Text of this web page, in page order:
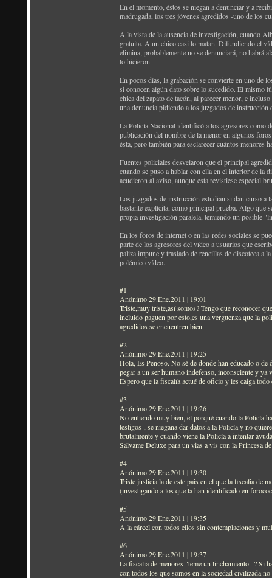
En el momento, éstos se niegan a denunciar y a
madrugada, los tres jóvenes agredidos -uno de los
A la vista de la ausencia de investigación, cuando
gratuita. A un chico casi lo matan. Difundiendo el
elimina, probablemente no se denunciará, no habrá
lo hicieron".
En pocos días, la grabación se convierte en uno de
si conocen algún dato sobre lo sucedido. El mismo
chica del zapato de tacón, al parecer menor, e
una denuncia pidiendo a los juzgados de instrucción
La Policía Nacional identificó a los agresores como
publicación del nombre de la menor en algunos
ésta, pero también para esclarecer cuántos menores
Fuentes policiales desvelaron que el principal
cuando se puso a hablar con ella en el interior de la
acudieron al aviso, aunque esta revistiese especial
Los juzgados de instrucción estudian si dan curso a
bastante explícita, como principal prueba. Algo que
propia investigación paralela, temiendo un posible
En los foros de internet o en las redes sociales se
parte de los agresores del vídeo a usuarios que
paliza impune y traslado de rencillas de discoteca a
polémico vídeo.
#1
Anónimo 29.Ene.2011 | 19:01
Triste,muy triste,así somos? Tengo que reconocer
incluido paguen por esto,es una verguenza que la
agredidos se encuentren bien
#2
Anónimo 29.Ene.2011 | 19:25
Hola, Es Penoso. No sé de donde han educado o
pegar a un ser humano indefenso, inconsciente y ya
Espero que la fiscalía actué de oficio y les caiga
#3
Anónimo 29.Ene.2011 | 19:26
No entiendo muy bien, el porqué cuando la Policía
testigos-, se niegana dar datos a la Policía y no
brutalmente y cuando viene la Policía a intentar
Sálvame Deluxe para un vias a vis con la
#4
Anónimo 29.Ene.2011 | 19:30
Triste justicia la de este pais en el que la fiscalia de
(investigando a los que la han identificado en
#5
Anónimo 29.Ene.2011 | 19:35
A la cárcel con todos ellos sin contemplaciones y
#6
Anónimo 29.Ene.2011 | 19:37
La fiscalia de menores "teme un linchamiento" ? Si
con todos los que somos en la sociedad civilizada